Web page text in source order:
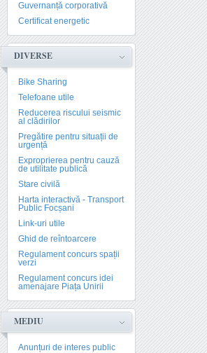
Guvernanță corporativă
Certificat energetic
DIVERSE
Bike Sharing
Telefoane utile
Reducerea riscului seismic
al clădirilor
Pregătire pentru situații de
urgență
Exproprierea pentru cauză
de utilitate publică
Stare civilă
Harta interactivă - Transport
Public Focșani
Link-uri utile
Ghid de reîntoarcere
Regulament concurs spații
verzi
Regulament concurs idei
amenajare Piața Unirii
MEDIU
Anunțuri de interes public